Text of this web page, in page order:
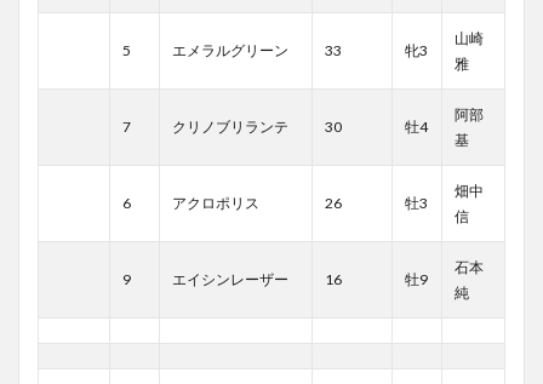
5 エメラルグリーン 33 牝3
山崎
雅
7 クリノブリランテ 30 牡4
阿部
基
6 アクロポリス 26 牡3
畑中
信
9 エイシンレーザー 16 牡9
石本
純